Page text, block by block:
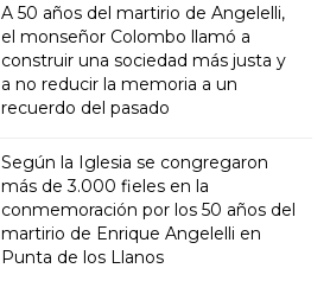
A 50 años del martirio de Angelelli,
el monseñor Colombo llamó a
construir una sociedad más justa y
a no reducir la memoria a un
recuerdo del pasado
Según la Iglesia se congregaron
más de 3.000 fieles en la
conmemoración por los 50 años del
martirio de Enrique Angelelli en
Punta de los Llanos